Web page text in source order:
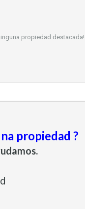
propiedad destacada!
propiedad ?